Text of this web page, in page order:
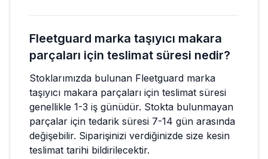
Fleetguard marka taşıyıcı makara
parçaları için teslimat süresi nedir?
Stoklarımızda bulunan Fleetguard marka
taşıyıcı makara parçaları için teslimat süresi
genellikle 1-3 iş günüdür. Stokta bulunmayan
parçalar için tedarik süresi 7-14 gün arasında
değişebilir. Siparişinizi verdiğinizde size kesin
teslimat tarihi bildirilecektir.